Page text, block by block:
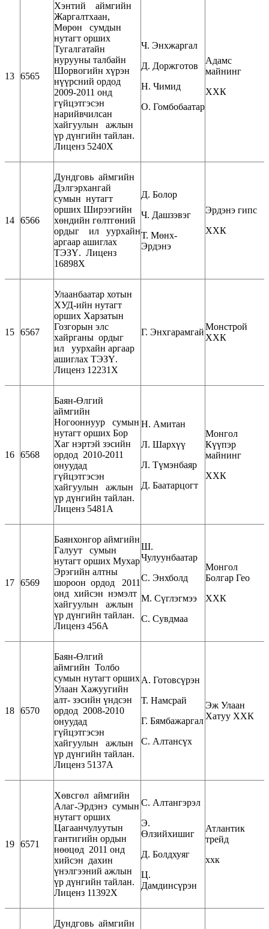
13 6565
Хэнтий аймгийн
Жаргалтхаан,
Мөрөн сумдын
нутагт орших
Тугалгатайн
нурууны талбайн
Шорвогийн хүрэн
нүүрсний ордод
2009-2011 онд
гүйцэтгэсэн
нарийвчилсан
хайгуулын ажлын
үр дүнгийн тайлан.
Лиценз 5240Х
Ч. Энхжаргал
Д. Доржготов
Н. Чимид
О. Гомбобаатар
Адамс
майнинг
ХХК
14 6566
Дундговь аймгийн
Дэлгэрхангай
сумын нутагт
орших Ширээгийн
хөндийн гөлтгөний
ордыг ил уурхайн
аргаар ашиглах
ТЭЗҮ. Лиценз
16898Х
Д. Болор
Ч. Дашзэвэг
Т. Мөнх-
Эрдэнэ
Эрдэнэ гипс
ХХК
15 6567
Улаанбаатар хотын
ХУД-ийн нутагт
орших Харзатын
Гозгорын элс
хайрганы ордыг
ил уурхайн аргаар
ашиглах ТЭЗҮ.
Лиценз 12231Х
Г. Энхгарамгай
Монстрой
ХХК
16 6568
Баян-Өлгий
аймгийн
Ногооннуур сумын
нутагт орших Бор
Хаг нэртэй зэсийн
ордод 2010-2011
онуудад
гүйцэтгэсэн
хайгуулын ажлын
үр дүнгийн тайлан.
Лиценз 5481А
Н. Амитан
Л. Шархүү
Л. Түмэнбаяр
Д. Баатарцогт
Монгол
Күүпэр
майнинг
ХХК
17 6569
Баянхонгор аймгийн
Галуут сумын
нутагт орших Мухар
Эрэгийн алтны
шороон ордод 2011
онд хийсэн нэмэлт
хайгуулын ажлын
үр дүнгийн тайлан.
Лиценз 456А
Ш.
Чулуунбаатар
С. Энхболд
М. Сүглэгмээ
С. Сувдмаа
Монгол
Болгар Гео
ХХК
18 6570
Баян-Өлгий
аймгийн Толбо
сумын нутагт орших
Улаан Хажуугийн
алт- зэсийн үндсэн
ордод 2008-2010
онуудад
гүйцэтгэсэн
хайгуулын ажлын
үр дүнгийн тайлан.
Лиценз 5137А
А. Готовсүрэн
Т. Намсрай
Г. Бямбажаргал
С. Алтансүх
Эж Улаан
Хатуу ХХК
19 6571
Хөвсгөл аймгийн
Алаг-Эрдэнэ сумын
нутагт орших
Цагаанчулуутын
гантигийн ордын
нөөцөд 2011 онд
хийсэн дахин
үнэлгээний ажлын
үр дүнгийн тайлан.
Лиценз 11392Х
С. Алтангэрэл
Э.
Өлзийхишиг
Д. Болдхуяг
Ц.
Дамдинсүрэн
Атлантик
трейд
ххк
Дундговь аймгийн